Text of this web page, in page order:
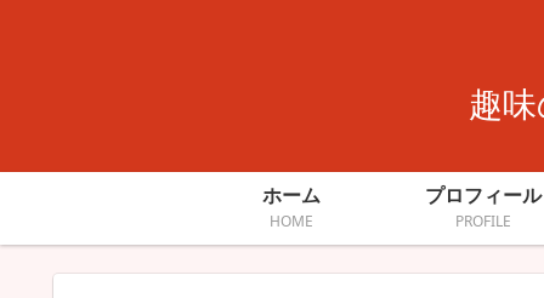
趣
ホーム
HOME
プロフィール
PROFILE